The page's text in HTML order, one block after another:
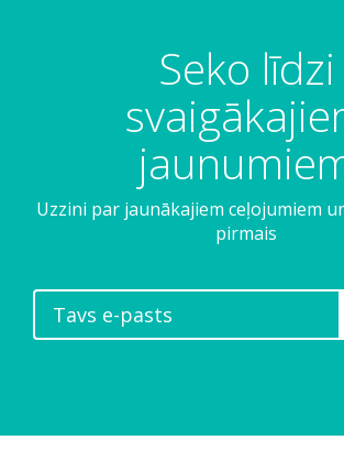
Seko līdzi
Uzzini par jaunākajiem ceļojumiem
pirmais